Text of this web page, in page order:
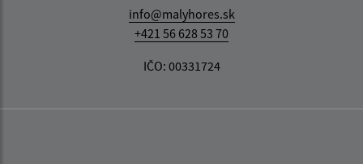
info@malyhores.sk
+421 56 628 53 70
IČO: 00331724